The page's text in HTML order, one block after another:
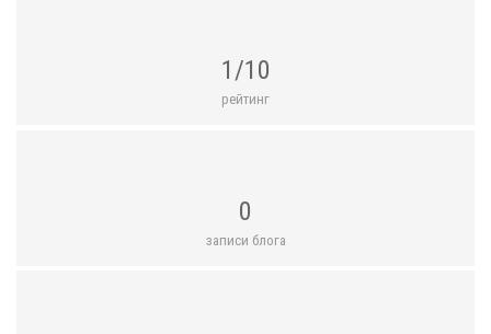
1/10
рейтинг
0
записи блога